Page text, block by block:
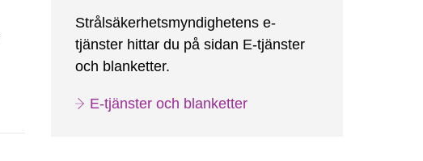
Strålsäkerhetsmyndighetens e-
tjänster hittar du på sidan E-tjänster
och blanketter.
E-tjänster och blanketter